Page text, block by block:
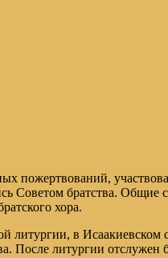
пожертвований,
Советом братства. Общие
хора.
литургии, в
После литургии